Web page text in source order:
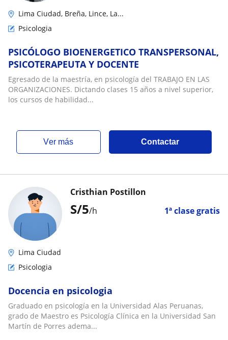
Lima Ciudad, Breña, Lince, La...
Psicologia
PSICÓLOGO BIOENERGETICO TRANSPERSONAL,
PSICOTERAPEUTA Y DOCENTE
Egresado de la maestría, en psicología del TRABAJO EN LAS
ORGANIZACIONES. Dictando clases 15 años a nivel superior,
los cursos de habilidad...
ver más Contactar
S/5/h 1ª clase gratis
Cristhian Postillon
Lima Ciudad
Psicologia
Docencia en psicologia
Graduado en psicología en la Universidad Alas Peruanas,
grado de Maestro es Psicología Clínica en la Universidad San
Martín de Porres adema...